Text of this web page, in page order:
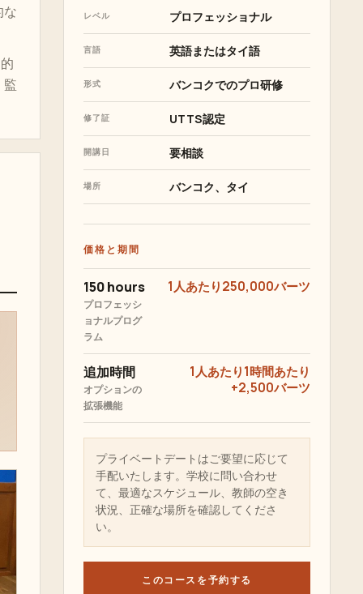
な
監
レベル プロフェッショナル
言語 英語またはタイ語
形式 バンコクでのプロ研修
修了証 UTTS認定
開講日 要相談
場所 バンコク、タイ
価格と期間
150 hours
プロフェッシ
ョナルプログ
ラム
1人あたり250,000バーツ
追加時間
オプションの
拡張機能
1人あたり1時間あたり
+2,500バーツ
プライベートデートはご要望に応じて
手配いたします。学校に問い合わせ
て、最適なスケジュール、教師の空き
状況、正確な場所を確認してくださ
い。
このコースを予約する